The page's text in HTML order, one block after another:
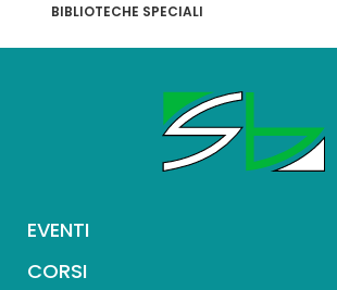
BIBLIOTECHE SPECIALI
EVENTI
CORSI